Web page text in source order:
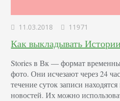
11.03.2018 11971
Как выкладывать
Stories в Вк –– формат
фото. Они исчезают через 24
течение суток записи
новостей. Их можно